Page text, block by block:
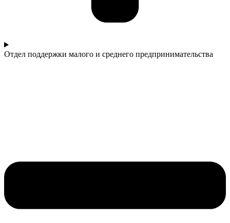
Отдел поддержки малого и среднего предпринимательства